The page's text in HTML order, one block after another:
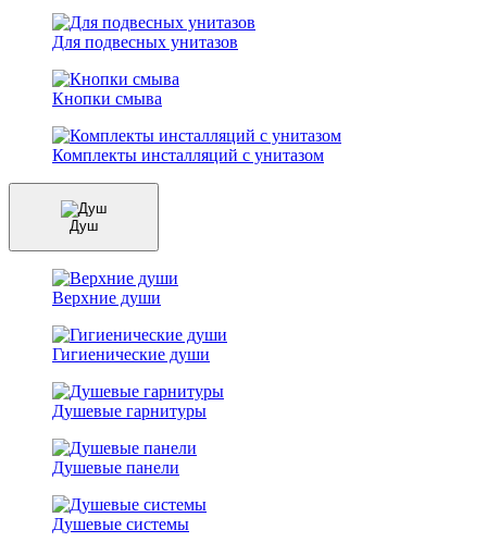
Для подвесных унитазов
Кнопки смыва
Комплекты инсталляций с унитазом
Душ
Верхние души
Гигиенические души
Душевые гарнитуры
Душевые панели
Душевые системы